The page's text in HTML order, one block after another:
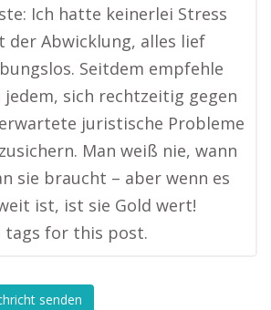
Ich hatte keinerlei Stress
der Abwicklung, alles lief
Seitdem empfehle
jedem, sich rechtzeitig gegen
juristische Probleme
Man weiß nie, wann
sie braucht – aber wenn es
ist, ist sie Gold wert!
tags for this post.
senden